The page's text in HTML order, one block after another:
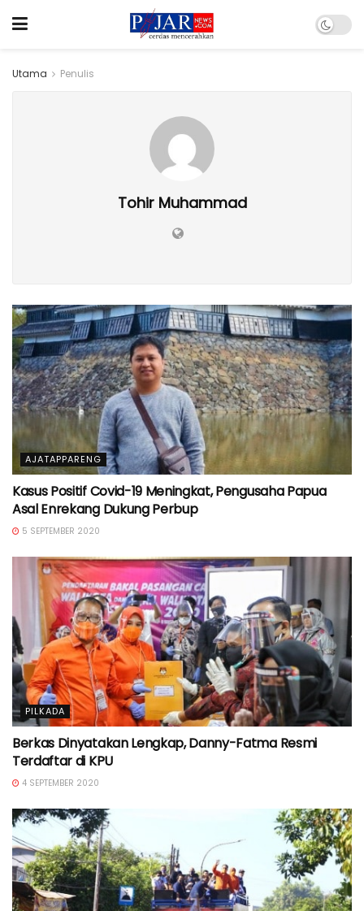
Utama Penulis
Tohir Muhammad
AJATAPPARENG
Kasus Positif Covid-19 Meningkat, Pengusaha Papua
Asal Enrekang Dukung Perbup
5 SEPTEMBER 2020
PILKADA
Berkas Dinyatakan Lengkap, Danny-Fatma Resmi
Terdaftar di KPU
4 SEPTEMBER 2020